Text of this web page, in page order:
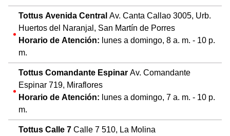
Tottus Avenida Central Av. Canta Callao 3005, Urb.
Huertos del Naranjal, San Martín de Porres
Horario de Atención: lunes a domingo, 8 a. m. - 10 p.
m.
Tottus Comandante Espinar Av. Comandante
Espinar 719, Miraflores
Horario de Atención: lunes a domingo, 7 a. m. - 10 p.
m.
Tottus Calle 7 Calle 7 510, La Molina